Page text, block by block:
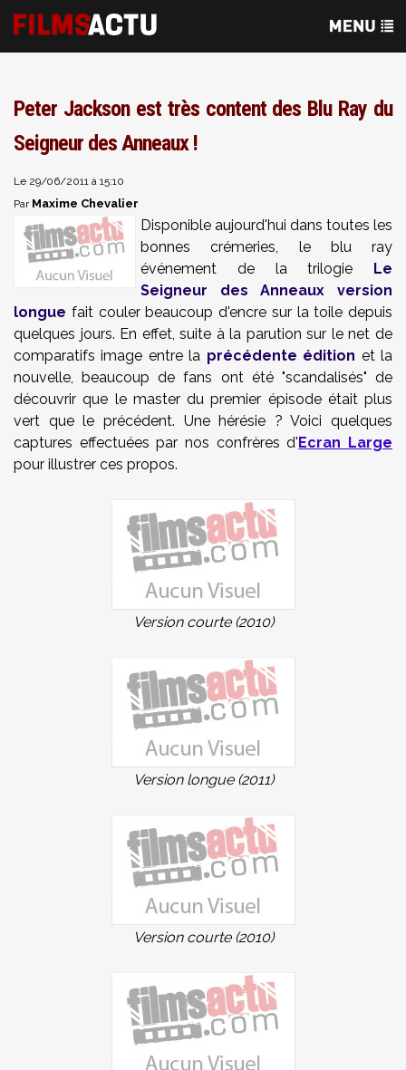
Peter Jackson est très content des Blu Ray du
Seigneur des Anneaux !
Le 29/06/2011 à 15:10
Par Maxime Chevalier
Disponible aujourd'hui dans toutes les
bonnes crémeries, le blu ray
événement de la trilogie Le
Seigneur des Anneaux version
longue fait couler beaucoup d'encre sur la toile depuis
quelques jours. En effet, suite à la parution sur le net de
comparatifs image entre la précédente édition et la
nouvelle, beaucoup de fans ont été "scandalisés" de
découvrir que le master du premier épisode était plus
vert que le précédent. Une hérésie ? Voici quelques
captures effectuées par nos confrères d'Ecran Large
pour illustrer ces propos.
Version courte (2010)
Version longue (2011)
Version courte (2010)